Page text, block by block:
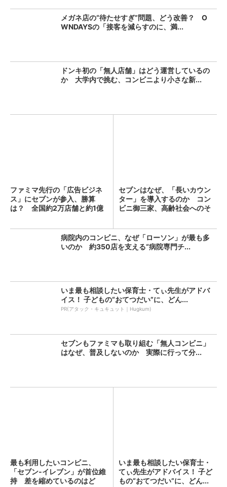
メガネ店の“待たせすぎ”問題、どう改善？ O
WNDAYSの「接客を減らすのに、満...
ドンキ初の「無人店舗」はどう運営しているの
か 大学内で挑む、コンビニより小さな新...
ファミマ先行の「広告ビジネ
ス」にセブンが参入、勝算
は？ 全国約2万店舗と約1億
セブンはなぜ、「長いカウン
ター」を導入するのか コン
ビニ御三家、高齢社会へのそ
病院内のコンビニ、なぜ「ローソン」が最も多
いのか 約350店を支える“病院専門チ...
いま最も相談したい保育士・てぃ先生がアドバ
イス！ 子どもの“おてつだい”に、どん...
PR(アタック・キュキュット｜Hugkum)
セブンもファミマも取り組む「無人コンビニ」
はなぜ、普及しないのか 実際に行って分...
最も利用したいコンビニ、
「セブン‐イレブン」が首位維
持 差を縮めているのはど
いま最も相談したい保育士・
てぃ先生がアドバイス！ 子ど
もの“おてつだい”に、どん...